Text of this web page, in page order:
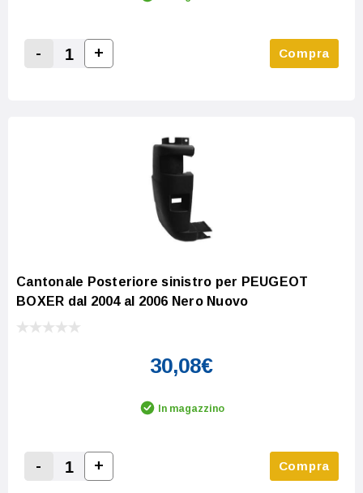
Decrease Quantity:
-
Increase Quantity:
+ Compra
Cantonale Posteriore sinistro per PEUGEOT
BOXER dal 2004 al 2006 Nero Nuovo
30,08€
In magazzino
Decrease Quantity:
-
Increase Quantity:
+ Compra